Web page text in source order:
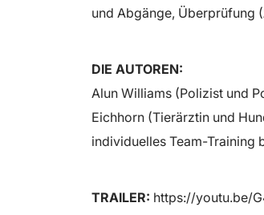
und Abgänge, Überprüfung
DIE AUTOREN:
Alun Williams (Polizist und
Eichhorn (Tierärztin und
individuelles Team-Training
TRAILER: https://youtu.be/